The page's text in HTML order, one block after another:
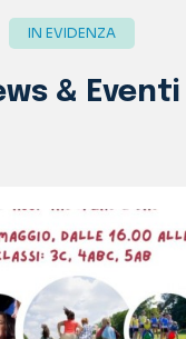
DELLA
28 maggio...